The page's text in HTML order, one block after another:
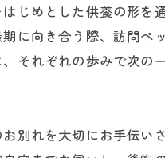
じめとした供養の形を
に向き合う際、訪問ペ
それぞれの歩みで次の
別れを大切にお手伝い